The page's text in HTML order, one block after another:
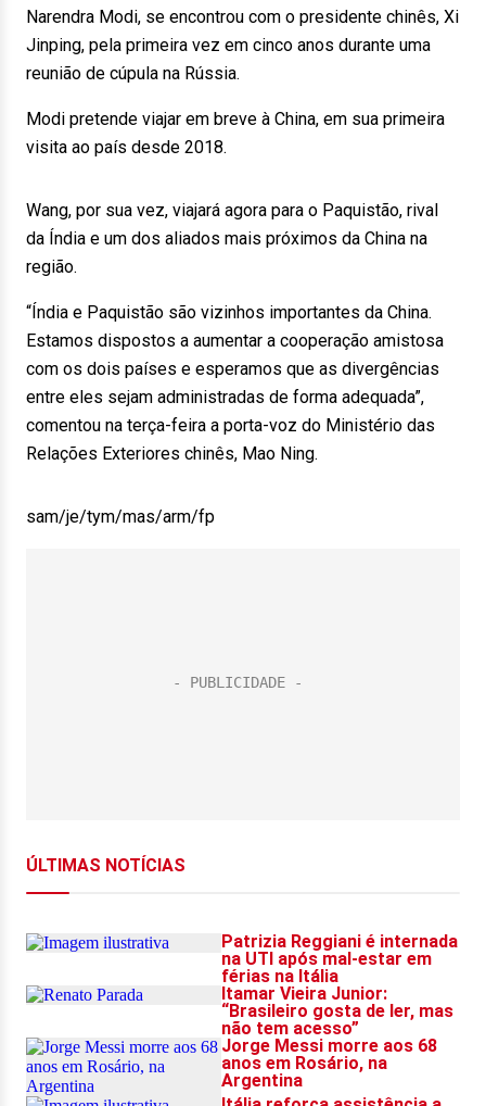
Narendra Modi, se encontrou com o presidente chinês, Xi
Jinping, pela primeira vez em cinco anos durante uma
reunião de cúpula na Rússia.
Modi pretende viajar em breve à China, em sua primeira
visita ao país desde 2018.
Wang, por sua vez, viajará agora para o Paquistão, rival
da Índia e um dos aliados mais próximos da China na
região.
“Índia e Paquistão são vizinhos importantes da China.
Estamos dispostos a aumentar a cooperação amistosa
com os dois países e esperamos que as divergências
entre eles sejam administradas de forma adequada”,
comentou na terça-feira a porta-voz do Ministério das
Relações Exteriores chinês, Mao Ning.
sam/je/tym/mas/arm/fp